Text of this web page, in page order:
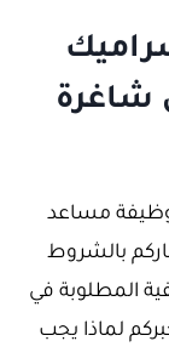
شاغرة
مساعد
بالشروط
المطلوبة في
لماذا يجب